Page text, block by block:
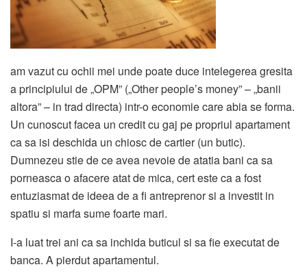
am vazut cu ochii mei unde poate duce intelegerea gresita
a principiului de „OPM” („Other people’s money” – „banii
altora” – in trad directa) intr-o economie care abia se forma.
Un cunoscut facea un credit cu gaj pe propriul apartament
ca sa isi deschida un chiosc de cartier (un butic).
Dumnezeu stie de ce avea nevoie de atatia bani ca sa
porneasca o afacere atat de mica, cert este ca a fost
entuziasmat de ideea de a fi antreprenor si a investit in
spatiu si marfa sume foarte mari.
I-a luat trei ani ca sa inchida buticul si sa fie executat de
banca. A pierdut apartamentul.